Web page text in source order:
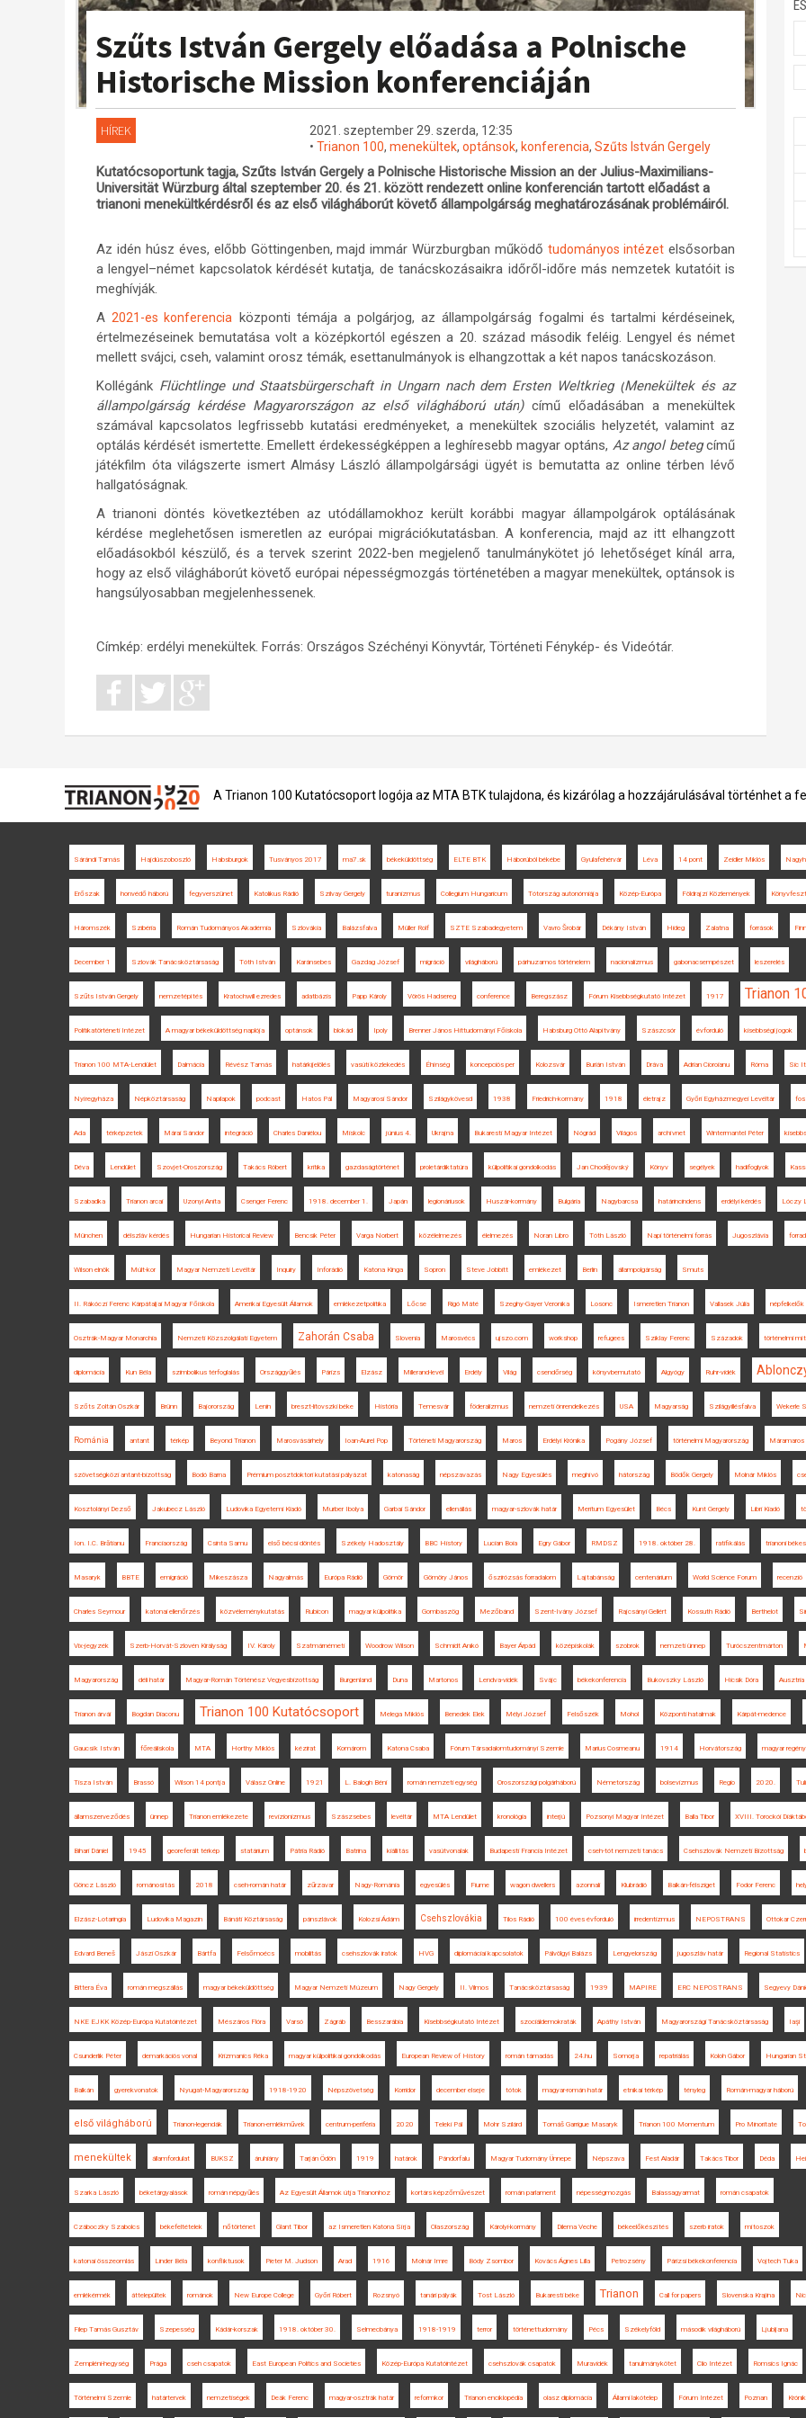
Szűts István Gergely előadása a Polnische
Historische Mission konferenciáján
HÍREK
2021. szeptember 29. szerda, 12:35
• Trianon 100, menekültek, optánsok, konferencia, Szűts István Gergely
Kutatócsoportunk tagja, Szűts István Gergely a Polnische Historische Mission an der Julius-Maximilians-
Universität Würzburg által szeptember 20. és 21. között rendezett online konferencián tartott előadást a
trianoni menekültkérdésről és az első világháborút követő állampolgárság meghatározásának problémáiról.
Az idén húsz éves, előbb Göttingenben, majd immár Würzburgban működőtudományos intézet elsősorban
a lengyel–német kapcsolatok kérdését kutatja, de tanácskozásaikra időről-időre más nemzetek kutatóit is
meghívják.
A2021-es konferencia központi témája a polgárjog, az állampolgárság fogalmi és tartalmi kérdéseinek,
értelmezéseinek bemutatása volt a középkortól egészen a 20. század második feléig. Lengyel és német
mellett svájci, cseh, valamint orosz témák, esettanulmányok is elhangzottak a két napos tanácskozáson.
Kollégánk Flüchtlinge und Staatsbürgerschaft in Ungarn nach dem Ersten Weltkrieg (Menekültek és az
állampolgárság kérdése Magyarországon az első világháború után) címűelőadásában a menekültek
számával kapcsolatos legfrissebb kutatási eredményeket, a menekültek szociális helyzetét, valamint az
optálás kérdését ismertette. Emellett érdekességképpen a leghíresebb magyar optáns, Az angol betegcímű
játékfilm óta világszerte ismert Almásy László állampolgársági ügyét is bemutatta az online térben lévő
hallgatóságnak.
A trianoni döntés következtében az utódállamokhoz került korábbi magyar állampolgárok optálásának
kérdése meglehetősen ismeretlen az európai migrációkutatásban. A konferencia, majd az itt elhangzott
előadásokból készülő, és a tervek szerint 2022-ben megjelenő tanulmánykötet jó lehetőséget kínál arra,
hogy az első világháborút követő európai népességmozgás történetében a magyar menekültek, optánsok is
hangsúlyosabban megjelenhessenek.
Címkép: erdélyi menekültek. Forrás: Országos Széchényi Könyvtár, Történeti Fénykép- és Videótár.
A Trianon 100 Kutatócsoport logója az MTA BTK tulajdona, és kizárólag a hozzájárulásával történhet a
Sárándi Tamás Hajdúszoboszló Habsburgok Tusványos 2017 ma7.sk békeküldöttség ELTE BTK Háborúból békébe Gyulafehérvár Léva 14 pont Zeidler Miklós
Erőszak honvédő háború fegyverszünet Katolikus Rádió Szilvay Gergely turanizmus Collegium Hungaricum Tótország autonómiája Közép-Európa Földrajzi Közlemények
Háromszék Szibéria Román Tudományos Akadémia Szlovákia Balázsfalva Müller Rolf SZTE Szabadegyetem Vavro Šrobár Dékány István Hideg Zalatna források
December 1 Szlovák Tanácsköztársaság Tóth István Karánsebes Gazdag József migráció világháború párhuzamos történelem nacionalizmus gabonacsempészet leszerelés
Szűts István Gergely nemzetépítés Kratochwill ezredes adatbázis Papp Károly Vörös Hadsereg conference Beregszász Fórum Kisebbségkutató Intézet 1917 Trianon
Politikatörténeti Intézet A magyar békeküldöttség naplója optánsok blokád Ipoly Brenner János Hittudományi Főiskola Habsburg Ottó Alapítvány Szászcsór évforduló kisebbségi jogok
Trianon 100 MTA-Lendület Dalmácia Révész Tamás határkijelölés vasúti közlekedés Éhínség koncepciós per Kolozsvár Burián István Dráva Adrian Cioroianu Róma Sic
Nyíregyháza Népköztársaság Napilapok podcast Hatos Pál Magyarosi Sándor Szilágykövesd 1938 Friedrich-kormány 1918 életrajz Győri Egyházmegyei Levéltár
Ada térképzetek Márai Sándor integráció Charles Daniélou Miskolc június 4. Ukrajna Bukaresti Magyar Intézet Nógrád Világos archívnet Wintermantel Péter
Déva Lendület Szovjet-Oroszország Takács Róbert kritika gazdaságtörténet proletárdiktatúra külpolitikai gondolkodás Jan Chodějovský Könyv segélyek hadifoglyok
Szabadka Trianon arcai Uzonyi Anita Csenger Ferenc 1918. december 1. Japán legionáriusok Huszár-kormány Bulgária Nagybarcsa határincindens erdélyi kérdés Lóczy
München délszláv kérdés Hungarian Historical Review Bencsik Péter Varga Norbert közélelmezés élelmezés Noran Libro Tóth László Napi történelmi forrás Jugoszlávia
Wilson elnök Múlt-kor Magyar Nemzeti Levéltár Inquiry Inforádió Katona Kinga Sopron Steve Jobbitt emlékezet Berlin állampolgárság Smuts
II. Rákóczi Ferenc Kárpátaljai Magyar Főiskola Amerikai Egyesült Államok emlékezetpolitika Lőcse Rigó Máté Szeghy-Gayer Veronika Losonc Ismeretlen Trianon Vallasek Júlia népfelkelők
Osztrák-Magyar Monarchia Nemzeti Közszolgálati Egyetem Zahorán Csaba Slovenia Marosvécs ujszo.com workshop refugees Sziklay Ferenc Századok történelmi
diplomácia Kun Béla szimbolikus térfoglalás Országgyűlés Párizs Elzász Millerand-levél Erdély Világ csendőrség könyvbemutató Algyógy Ruhr-vidék
Szőts Zoltán Oszkár Brünn Bajorország Lenin breszt-litovszki béke História Temesvár föderalizmus nemzeti önrendelkezés USA Magyarság Szilágyillésfalva Wekerle
Románia antant térkép Beyond Trianon Marosvásárhely Ioan-Aurel Pop Történeti Magyarország Maros Erdélyi Krónika Pogány József történelmi Magyarország Máramaros
szövetségközi antant-bizottság Bodó Barna Prémium posztdoktori kutatási pályázat katonaság népszavazás Nagy Egyesülés meghívó hátország Bödők Gergely Molnár Miklós
Kosztolányi Dezső Jakubecz László Ludovika Egyetemi Kiadó Murber Ibolya Garbai Sándor ellenállás magyar-szlovák határ Meritum Egyesület Bécs Kunt Gergely Libri Kiadó
Ion. I.C. Brătianu Franciaország Csinta Samu első bécsi döntés Székely Hadosztály BBC History Lucian Boia Egry Gábor RMDSZ 1918. október 28. ratifikálás trianoni
Masaryk BBTE emigráció Mikeszásza Nagyalmás Európa Rádió Gömör Gömöry János őszirózsás forradalom Lajtabánság centenárium World Science Forum recenzió
Charles Seymour katonai ellenőrzés közvéleménykutatás Rubicon magyar külpolitika Gombaszög Mezőbánd Szent-Ivány József Rajcsányi Gellért Kossuth Rádió Berthelot
Vix-jegyzék Szerb-Horvát-Szlovén Királyság IV. Károly Szatmárnémeti Woodrow Wilson Schmidt Anikó Bayer Árpád középiskolák szobrok nemzeti ünnep Turócszentmárton
Magyarország déli határ Magyar-Román Történész Vegyesbizottság Burgenland Duna Martonos Lendva-vidék Svájc békekonferencia Bukovszky László Hicsik Dóra Ausztria
Trianon árvái Bogdan Diaconu Trianon 100 Kutatócsoport Melega Miklós Benedek Elek Mélyi József Felsőszék Mohol Központi hatalmak Kárpát-medence
Gaucsík István főreáliskola MTA Horthy Miklós kézirat Komárom Katona Csaba Fórum Társadalomtudományi Szemle Marius Cosmeanu 1914 Horvátország magyar regény
Tisza István Brassó Wilson 14 pontja Válasz Online 1921 L. Balogh Béni román nemzeti egység Oroszországi polgárháború Németország bolsevizmus Regio 2020.
államszerveződés ünnep Trianon emlékezete revizionizmus Szászsebes levéltár MTA Lendület kronológia interjú Pozsonyi Magyar Intézet Balla Tibor XVIII. Torockói
Bihari Dániel 1945 georeferált térkép statárium Pátria Rádió Batrina kiállítás vasútvonalak Budapesti Francia Intézet cseh-tót nemzeti tanács Csehszlovák Nemzeti Bizottság
Göncz László románosítás 2018 cseh-román határ zűrzavar Nagy-Románia egyesülés Fiume wagon dwellers azonnali Klubrádió Balkán-félsziget Fodor Ferenc
Elzász-Lotaringia Ludovika Magazin Bánáti Köztársaság pánszlávok Kolozsi Ádám Csehszlovákia Tilos Rádió 100 éves évforduló irredentizmus NEPOSTRANS Ottokar
Edvard Beneš Jászi Oszkár Bártfa Felsőmoécs mobilitás csehszlovák iratok HVG diplomáciai kapcsolatok Pálvölgyi Balázs Lengyelország jugoszláv határ Regional Statistics
Bittera Éva román megszállás magyar békeküldöttség Magyar Nemzeti Múzeum Nagy Gergely II. Vilmos Tanácsköztársaság 1939 MAPIRE ERC NEPOSTRANS Segyevy
NKE EJKK Közép-Európa Kutatóintézet Mészáros Flóra Varsó Zágráb Besszarábia Kisebbségkutató Intézet szociáldemokraták Apáthy István Magyarországi Tanácsköztársaság Iaşi
Csunderlik Péter demarkációs vonal Krizmanics Réka magyar külpolitikai gondolkodás European Review of History román támadás 24.hu Somorja repatriálás Koloh Gábor Hungarian
Balkán gyerekvonatok Nyugat-Magyarország 1918-1920 Népszövetség Korridor december elseje tótok magyar-román határ etnikai térkép tényleg Román-magyar háború
első világháború Trianon-legendák Trianon-emlékművek centrum-periféria 2020 Teleki Pál Mohr Szilárd Tomáš Garrigue Masaryk Trianon 100 Momentum Pro Minoritate
menekültek államfordulat BUKSZ áruhiány Tarján Ödön 1919 határok Pándorfalu Magyar Tudomány Ünnepe Népszava Fest Aladár Takács Tibor Déda
Szarka László béketárgyalások román népgyűlés Az Egyesült Államok útja Trianonhoz kortárs képzőművészet román parlament népességmozgás Balassagyarmat román csapatok
Czáboczky Szabolcs békefeltételek nőtörténet Glant Tibor az Ismeretlen Katona Sírja Olaszország Károlyi-kormány Dilema Veche békeelőkészítés szerb iratok mítoszok
katonai összeomlás Linder Béla konfliktusok Pieter M. Judson Arad 1916 Molnár Imre Bódy Zsombor Kovács Ágnes Lilla Petrozsény Párizsi békekonferencia Vojtech Tuka
emlékérmék áttelepültek románok New Europe College Győri Róbert Rozsnyó tanári pályák Tost László Bukaresti béke Trianon Call for papers Slovenska Krajina
Filep Tamás Gusztáv Szepesség Kádár-korszak 1918. október 30. Selmecbánya 1918-1919 terror történettudomány Pécs Székelyföld második világháború Ljubljana
Zempléni-hegység Prága cseh csapatok East European Politics and Societies Közép-Európa Kutatóintézet csehszlovák csapatok Muravidék tanulmánykötet Clio Intézet Romsics Ignác
Történelmi Szemle határtervek nemzetiségek Deák Ferenc magyar-osztrák határ reformkor Trianon enciklopédia olasz diplomácia Állami lakótelep Fórum Intézet Poznan